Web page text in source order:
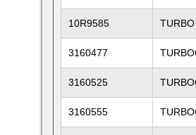
10R9585
3160477
3160525
3160555